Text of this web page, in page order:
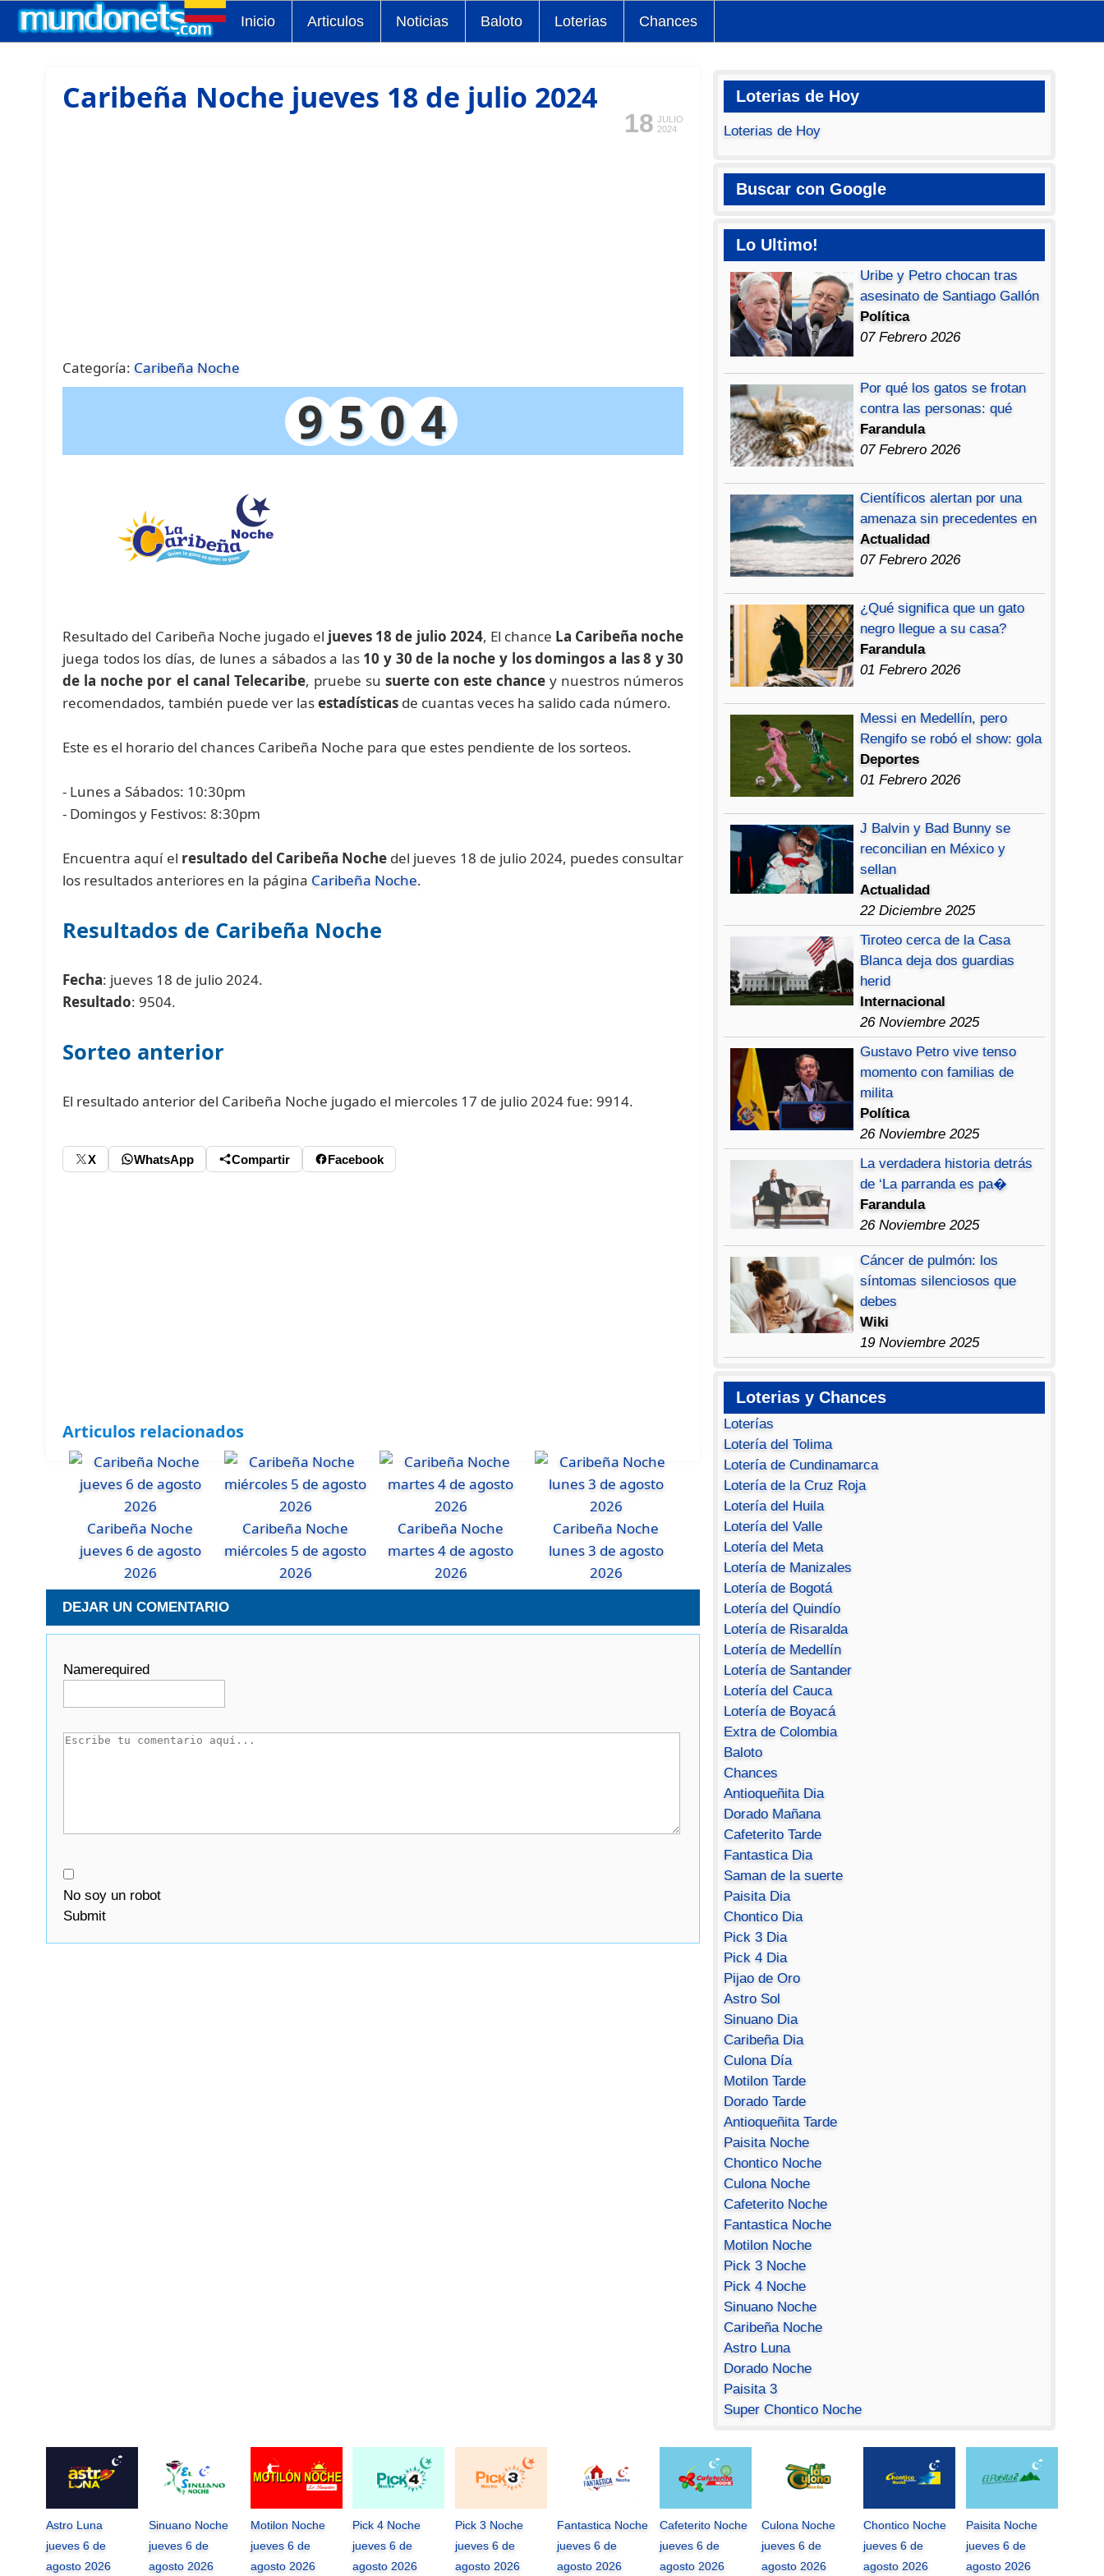
Inicio Articulos Noticias Baloto Loterias Chances
Caribeña Noche jueves 18 de julio 2024
18 JULIO
2024
Categoría: Caribeña Noche
9 5 0 4
Resultado del Caribeña Noche jugado el jueves 18 de julio 2024, El chance La Caribeña noche
juega todos los días, de lunes a sábados a las 10 y 30 de la noche y los domingos a las 8 y 30
de la noche por el canal Telecaribe, pruebe su suerte con este chance y nuestros números
recomendados, también puede ver lasestadísticas de cuantas veces ha salido cada número.
Este es el horario del chances Caribeña Noche para que estes pendiente de los sorteos.
- Lunes a Sábados: 10:30pm
- Domingos y Festivos: 8:30pm
Encuentra aquí el resultado del Caribeña Noche del jueves 18 de julio 2024, puedes consultar
los resultados anteriores en la página Caribeña Noche.
Resultados de Caribeña Noche
Fecha: jueves 18 de julio 2024.
Resultado: 9504.
Sorteo anterior
El resultado anterior del Caribeña Noche jugado el miercoles 17 de julio 2024 fue: 9914.
X WhatsApp Compartir Facebook
Articulos relacionados
Caribeña Noche
jueves 6 de agosto
2026
Caribeña Noche
miércoles 5 de agosto
2026
Caribeña Noche
martes 4 de agosto
2026
Caribeña Noche
lunes 3 de agosto
2026
DEJAR UN COMENTARIO
Namerequired
No soy un robot
Submit
Loterias de Hoy
Loterias de Hoy
Buscar con Google
Lo Ultimo!
Uribe y Petro chocan tras
asesinato de Santiago Gallón
Política
07 Febrero 2026
Por qué los gatos se frotan
contra las personas: qué
Farandula
07 Febrero 2026
Científicos alertan por una
amenaza sin precedentes en
Actualidad
07 Febrero 2026
¿Qué significa que un gato
negro llegue a su casa?
Farandula
01 Febrero 2026
Messi en Medellín, pero
Rengifo se robó el show: gola
Deportes
01 Febrero 2026
J Balvin y Bad Bunny se
reconcilian en México y
sellan
Actualidad
22 Diciembre 2025
Tiroteo cerca de la Casa
Blanca deja dos guardias
herid
Internacional
26 Noviembre 2025
Gustavo Petro vive tenso
momento con familias de
milita
Política
26 Noviembre 2025
La verdadera historia detrás
de ‘La parranda es pa�
Farandula
26 Noviembre 2025
Cáncer de pulmón: los
síntomas silenciosos que
debes
Wiki
19 Noviembre 2025
Loterias y Chances
Loterías
Lotería del Tolima
Lotería de Cundinamarca
Lotería de la Cruz Roja
Lotería del Huila
Lotería del Valle
Lotería del Meta
Lotería de Manizales
Lotería de Bogotá
Lotería del Quindío
Lotería de Risaralda
Lotería de Medellín
Lotería de Santander
Lotería del Cauca
Lotería de Boyacá
Extra de Colombia
Baloto
Chances
Antioqueñita Dia
Dorado Mañana
Cafeterito Tarde
Fantastica Dia
Saman de la suerte
Paisita Dia
Chontico Dia
Pick 3 Dia
Pick 4 Dia
Pijao de Oro
Astro Sol
Sinuano Dia
Caribeña Dia
Culona Día
Motilon Tarde
Dorado Tarde
Antioqueñita Tarde
Paisita Noche
Chontico Noche
Culona Noche
Cafeterito Noche
Fantastica Noche
Motilon Noche
Pick 3 Noche
Pick 4 Noche
Sinuano Noche
Caribeña Noche
Astro Luna
Dorado Noche
Paisita 3
Super Chontico Noche
Astro Luna
jueves 6 de
agosto 2026
Sinuano Noche
jueves 6 de
agosto 2026
Motilon Noche
jueves 6 de
agosto 2026
Pick 4 Noche
jueves 6 de
agosto 2026
Pick 3 Noche
jueves 6 de
agosto 2026
Fantastica Noche
jueves 6 de
agosto 2026
Cafeterito Noche
jueves 6 de
agosto 2026
Culona Noche
jueves 6 de
agosto 2026
Chontico Noche
jueves 6 de
agosto 2026
Paisita Noche
jueves 6 de
agosto 2026